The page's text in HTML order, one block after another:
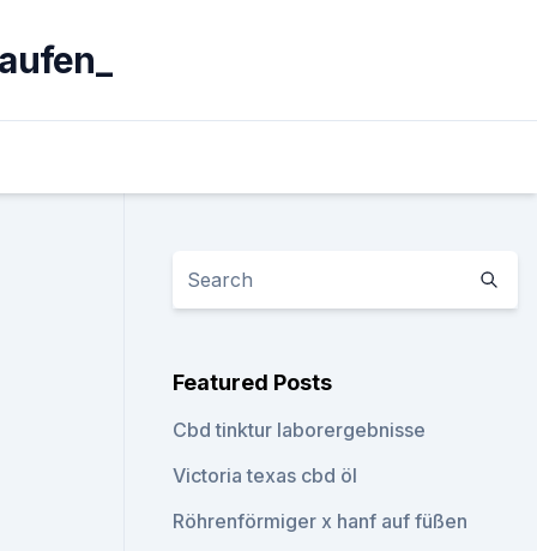
Featured Posts
Cbd tinktur laborergebnisse
Victoria texas cbd öl
Röhrenförmiger x hanf auf füßen